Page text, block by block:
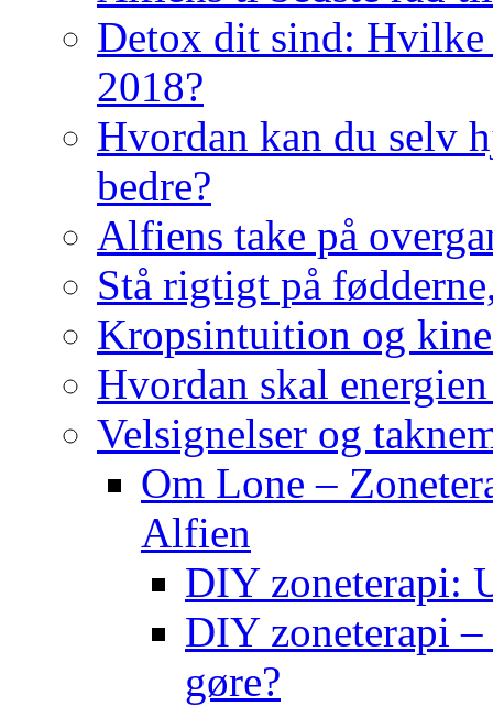
Detox dit sind:
2018?
Hvordan kan du selv
bedre?
Alfiens take på
Stå rigtigt på
Kropsintuition og
Hvordan skal
Velsignelser og
Om Lone –
Alfien
DIY zoneterapi:
DIY zoneterapi
gøre?